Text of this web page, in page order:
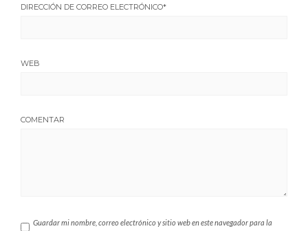
DIRECCIÓN DE CORREO ELECTRÓNICO*
WEB
COMENTAR
Guardar mi nombre, correo electrónico y sitio web en este navegador para la